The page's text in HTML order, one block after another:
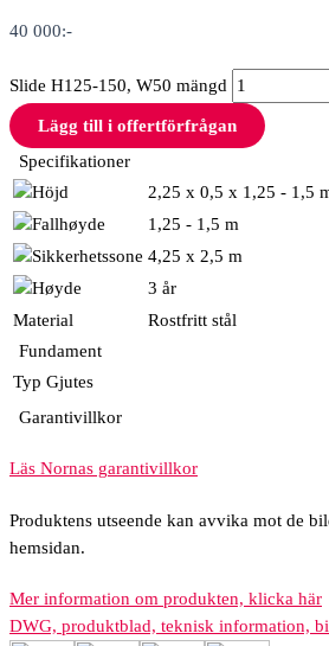
40 000:-
Slide H125-150, W50 mängd
Lägg till i offertförfrågan
Specifikationer
2,25 x 0,5 x 1,25 - 1,5
1,25 - 1,5 m
4,25 x 2,5 m
3 år
Material
Rostfritt stål
Fundament
Typ Gjutes
Garantivillkor
Läs Nornas garantivillkor
Produktens utseende kan avvika mot de
hemsidan.
Mer information om produkten, klicka här
DWG, produktblad, teknisk information,